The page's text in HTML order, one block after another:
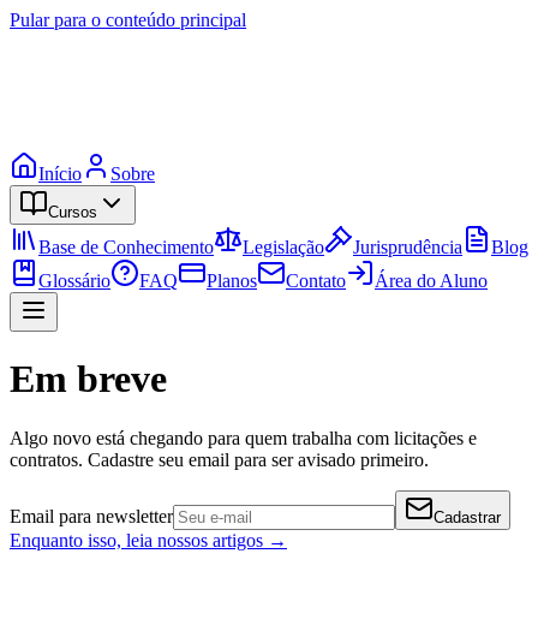
Pular para o conteúdo principal
Início Sobre
Cursos
Base de Conhecimento Legislação Jurisprudência
Blog
Glossário
FAQ Planos Contato Área do Aluno
Em breve
Algo novo está chegando para quem trabalha com licitações e
contratos. Cadastre seu email para ser avisado primeiro.
Email para newsletter Cadastrar
Enquanto isso, leia nossos artigos →